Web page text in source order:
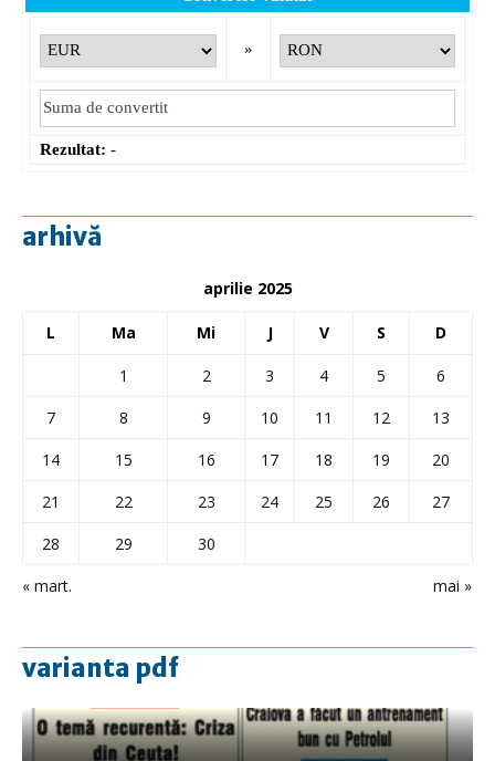
»
Rezultat: -
arhivă
aprilie 2025
L Ma Mi J V S D
« mart. mai »
1 2 3 4 5
6
7
8 9 10 11 12
13
14
15 16 17 18 19
20
21
22 23 24 25 26
27
28
29 30
varianta pdf